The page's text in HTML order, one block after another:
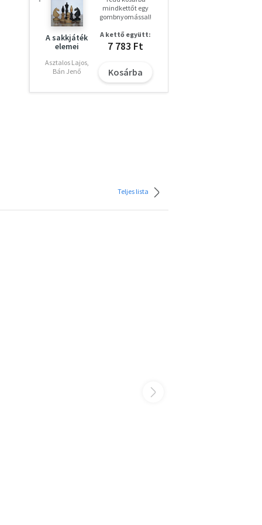
A sakkjáték
elemei
Asztalos Lajos,
Bán Jenő
mindkettőt egy
gombnyomással!
A kettő együtt:
7 783 Ft
Kosárba
Teljes lista